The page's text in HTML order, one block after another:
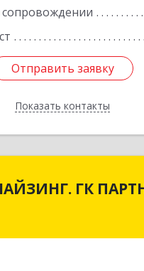
Отправить заявку
Показать контакты
Отправить заявку
Назад
ГК
ГК